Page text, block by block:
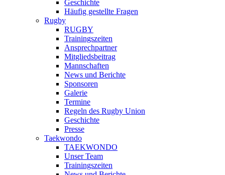
Geschichte
Häufig gestellte Fragen
Rugby
RUGBY
Trainingszeiten
Ansprechpartner
Mitgliedsbeitrag
Mannschaften
News und Berichte
Sponsoren
Galerie
Termine
Regeln des Rugby Union
Geschichte
Presse
Taekwondo
TAEKWONDO
Unser Team
Trainingszeiten